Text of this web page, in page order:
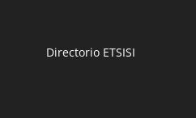
Directorio ETSISI